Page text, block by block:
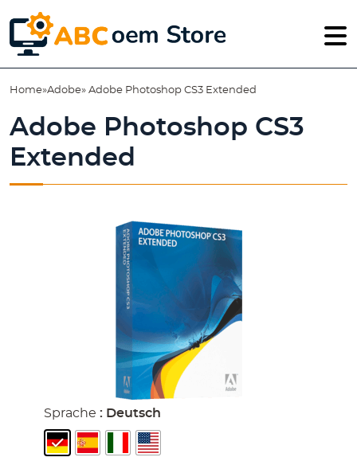
Home»Adobe» Adobe Photoshop CS3 Extended
Adobe Photoshop CS3
Extended
Sprache : Deutsch